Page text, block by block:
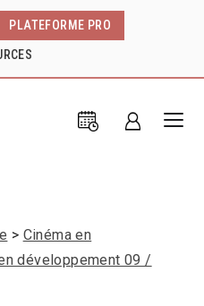
PLATEFORME PRO
Cinéma en
développement 09 /